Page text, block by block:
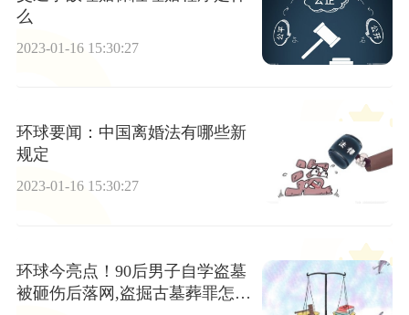
么
2023-01-16 15:30:27
环球要闻：中国离婚法有哪些新
规定
2023-01-16 15:30:27
环球今亮点！90后男子自学盗墓
被砸伤后落网,盗掘古墓葬罪怎么